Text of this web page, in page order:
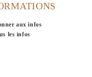
aux infos
les infos